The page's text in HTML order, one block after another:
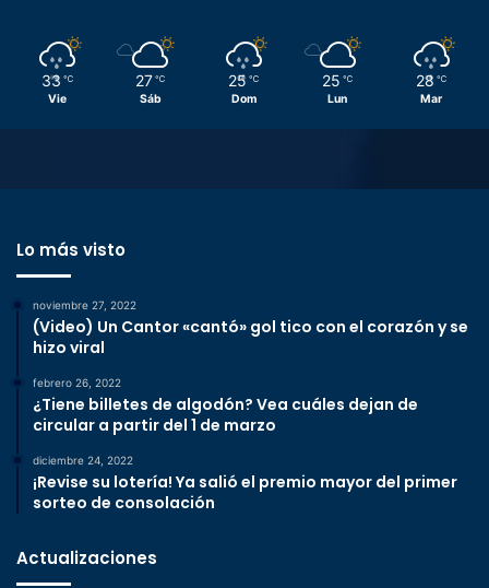
33 ℃
Vie
27 ℃
Sáb
25 ℃
Dom
25 ℃
Lun
28 ℃
Mar
Lo más visto
noviembre 27, 2022
(Video) Un Cantor «cantó» gol tico con el corazón y se
hizo viral
febrero 26, 2022
¿Tiene billetes de algodón? Vea cuáles dejan de
circular a partir del 1 de marzo
diciembre 24, 2022
¡Revise su lotería! Ya salió el premio mayor del primer
sorteo de consolación
Actualizaciones